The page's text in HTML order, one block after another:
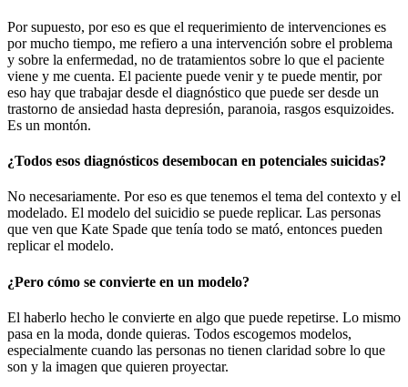
Por supuesto, por eso es que el requerimiento de intervenciones es
por mucho tiempo, me refiero a una intervención sobre el problema
y sobre la enfermedad, no de tratamientos sobre lo que el paciente
viene y me cuenta. El paciente puede venir y te puede mentir, por
eso hay que trabajar desde el diagnóstico que puede ser desde un
trastorno de ansiedad hasta depresión, paranoia, rasgos esquizoides.
Es un montón.
¿Todos esos diagnósticos desembocan en potenciales suicidas?
No necesariamente. Por eso es que tenemos el tema del contexto y el
modelado. El modelo del suicidio se puede replicar. Las personas
que ven que Kate Spade que tenía todo se mató, entonces pueden
replicar el modelo.
¿Pero cómo se convierte en un modelo?
El haberlo hecho le convierte en algo que puede repetirse. Lo mismo
pasa en la moda, donde quieras. Todos escogemos modelos,
especialmente cuando las personas no tienen claridad sobre lo que
son y la imagen que quieren proyectar.